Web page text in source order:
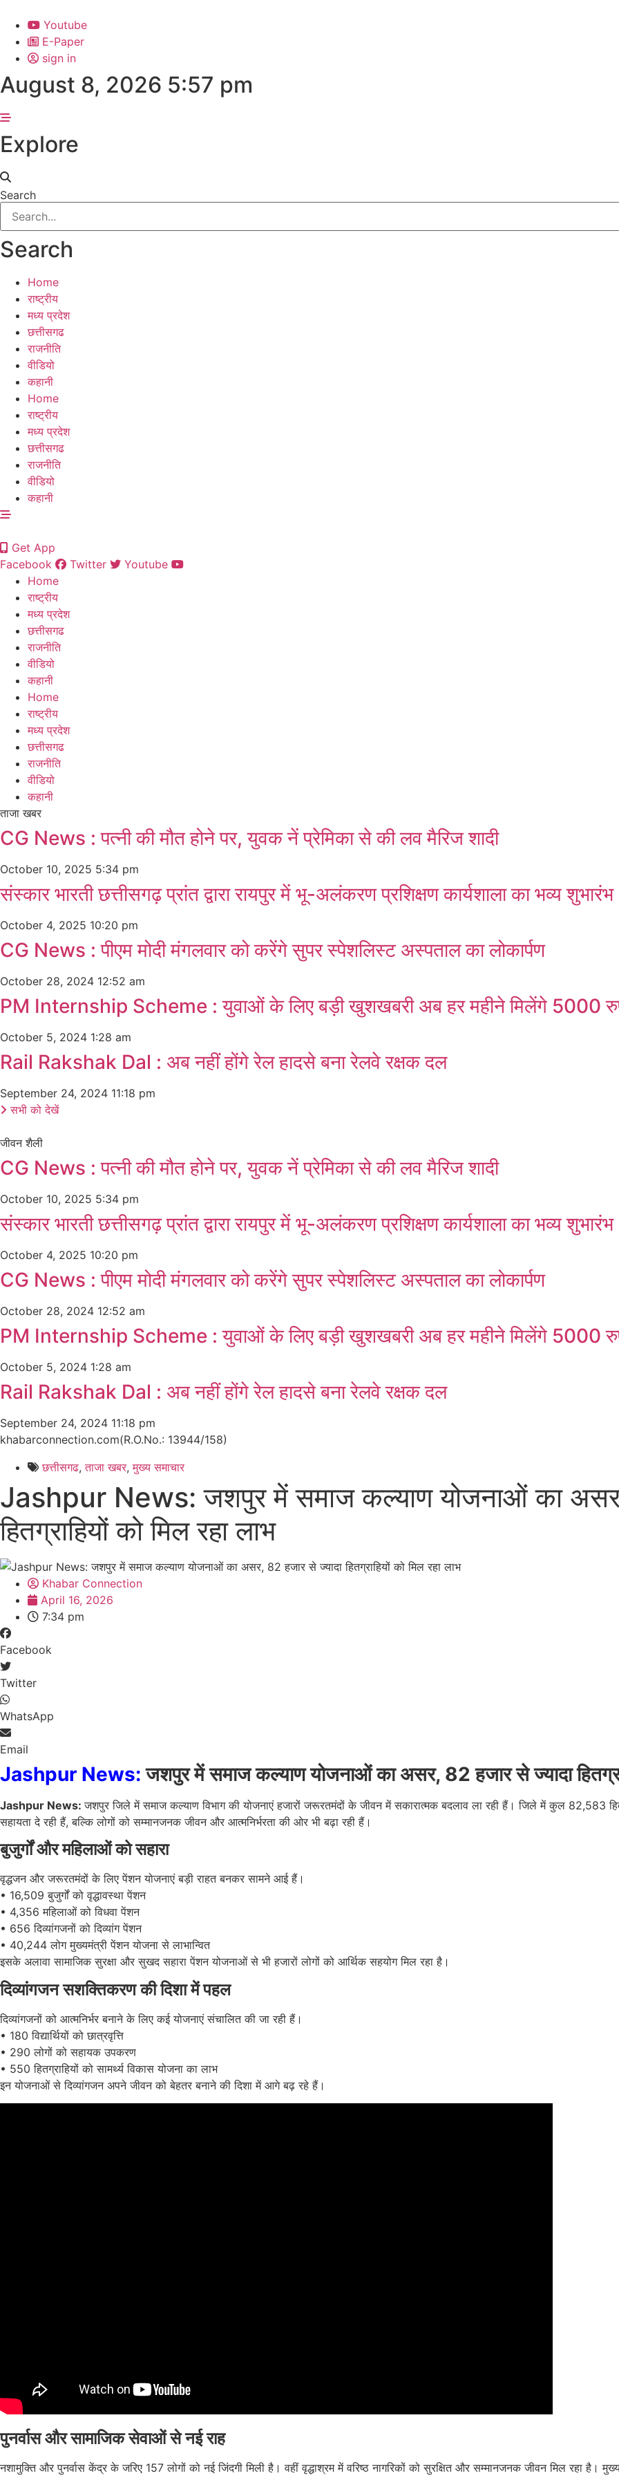
content
Youtube
E-Paper
sign in
August 8, 2026 5:57 pm
Explore
Search
Search
Home
राष्ट्रीय
मध्य प्रदेश
छत्तीसगढ
राजनीति
वीडियो
कहानी
Home
राष्ट्रीय
मध्य प्रदेश
छत्तीसगढ
राजनीति
वीडियो
कहानी
Get App
Facebook
Twitter
Youtube
Home
राष्ट्रीय
मध्य प्रदेश
छत्तीसगढ
राजनीति
वीडियो
कहानी
Home
राष्ट्रीय
मध्य प्रदेश
छत्तीसगढ
राजनीति
वीडियो
कहानी
ताजा खबर
CG News : पत्नी की मौत होने पर, युवक नें प्रेमिका से की लव मैरिज शादी
October 10, 2025 5:34 pm
संस्कार भारती छत्तीसगढ़ प्रांत द्वारा रायपुर में भू-अलंकरण प्रशिक्षण कार्यशाला का भव्य शुभारंभ
October 4, 2025 10:20 pm
CG News : पीएम मोदी मंगलवार को करेंगे सुपर स्पेशलिस्ट अस्पताल का लोकार्पण
October 28, 2024 12:52 am
PM Internship Scheme : युवाओं के लिए बड़ी खुशखबरी अब हर महीने मिलेंगे 5000
October 5, 2024 1:28 am
Rail Rakshak Dal : अब नहीं होंगे रेल हादसे बना रेलवे रक्षक दल
September 24, 2024 11:18 pm
सभी को देखें
जीवन शैली
CG News : पत्नी की मौत होने पर, युवक नें प्रेमिका से की लव मैरिज शादी
October 10, 2025 5:34 pm
संस्कार भारती छत्तीसगढ़ प्रांत द्वारा रायपुर में भू-अलंकरण प्रशिक्षण कार्यशाला का भव्य शुभारंभ
October 4, 2025 10:20 pm
CG News : पीएम मोदी मंगलवार को करेंगे सुपर स्पेशलिस्ट अस्पताल का लोकार्पण
October 28, 2024 12:52 am
PM Internship Scheme : युवाओं के लिए बड़ी खुशखबरी अब हर महीने मिलेंगे 5000
October 5, 2024 1:28 am
Rail Rakshak Dal : अब नहीं होंगे रेल हादसे बना रेलवे रक्षक दल
September 24, 2024 11:18 pm
khabarconnection.com(R.O.No.: 13944/158)
छत्तीसगढ,ताजा खबर,मुख्य समाचार​
Jashpur News: जशपुर में समाज कल्याण योजनाओं का
हितग्राहियों को मिल रहा लाभ
Khabar Connection
April 16, 2026
7:34 pm
Facebook
Twitter
WhatsApp
Email
Jashpur News:जशपुर में समाज कल्याण योजनाओं का असर, 82 हजार से ज्यादा
Jashpur News:जशपुर जिले में समाज कल्याण विभाग की योजनाएं हजारों जरूरतमंदों के जीवन में सकारात्मक बदलाव ला रही हैं। जिले में कुल 82,583
सहायता दे रही हैं, बल्कि लोगों को सम्मानजनक जीवन और आत्मनिर्भरता की ओर भी बढ़ा रही हैं।
बुजुर्गों और महिलाओं को सहारा
वृद्धजन और जरूरतमंदों के लिए पेंशन योजनाएं बड़ी राहत बनकर सामने आई हैं।
• 16,509 बुजुर्गों को वृद्धावस्था पेंशन
• 4,356 महिलाओं को विधवा पेंशन
• 656 दिव्यांगजनों को दिव्यांग पेंशन
• 40,244 लोग मुख्यमंत्री पेंशन योजना से लाभान्वित
इसके अलावा सामाजिक सुरक्षा और सुखद सहारा पेंशन योजनाओं से भी हजारों लोगों को आर्थिक सहयोग मिल रहा है।
दिव्यांगजन सशक्तिकरण की दिशा में पहल
दिव्यांगजनों को आत्मनिर्भर बनाने के लिए कई योजनाएं संचालित की जा रही हैं।
• 180 विद्यार्थियों को छात्रवृत्ति
• 290 लोगों को सहायक उपकरण
• 550 हितग्राहियों को सामर्थ्य विकास योजना का लाभ
इन योजनाओं से दिव्यांगजन अपने जीवन को बेहतर बनाने की दिशा में आगे बढ़ रहे हैं।
पुनर्वास और सामाजिक सेवाओं से नई राह
नशामुक्ति और पुनर्वास केंद्र के जरिए 157 लोगों को नई जिंदगी मिली है। वहीं वृद्धाश्रम में वरिष्ठ नागरिकों को सुरक्षित और सम्मानजनक जीवन मिल रहा है।